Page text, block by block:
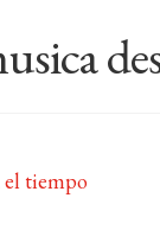
el tiempo